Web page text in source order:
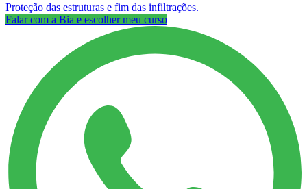
Proteção das estruturas e fim das infiltrações.
Falar com a Bia e escolher meu curso